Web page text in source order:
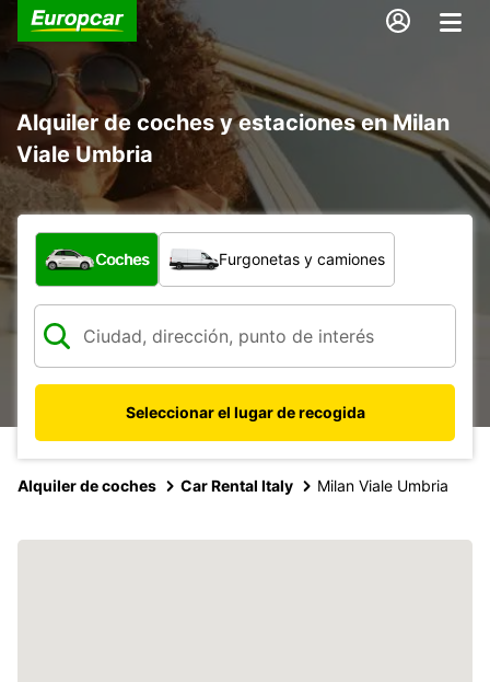
Alquiler de coches y estaciones en Milan
Viale Umbria
¿Qué tipo de vehículo?
Coches Furgonetas y camiones
Seleccionar el lugar de recogida
Alquiler de coches Car Rental Italy Milan Viale Umbria